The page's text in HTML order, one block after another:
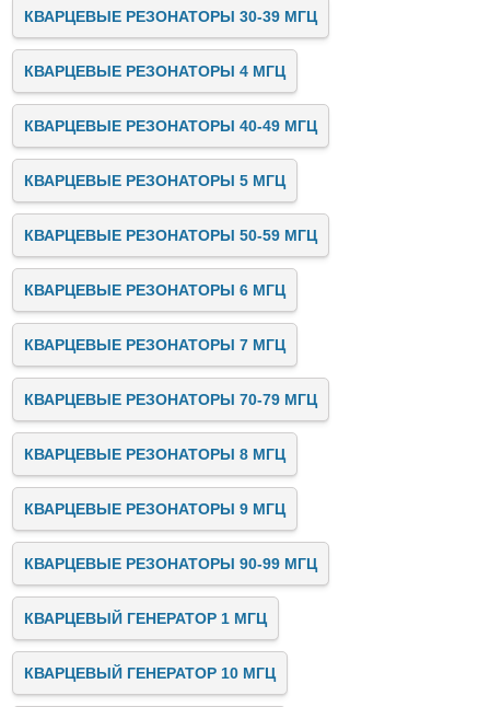
КВАРЦЕВЫЕ РЕЗОНАТОРЫ 30-39 МГЦ
КВАРЦЕВЫЕ РЕЗОНАТОРЫ 4 МГЦ
КВАРЦЕВЫЕ РЕЗОНАТОРЫ 40-49 МГЦ
КВАРЦЕВЫЕ РЕЗОНАТОРЫ 5 МГЦ
КВАРЦЕВЫЕ РЕЗОНАТОРЫ 50-59 МГЦ
КВАРЦЕВЫЕ РЕЗОНАТОРЫ 6 МГЦ
КВАРЦЕВЫЕ РЕЗОНАТОРЫ 7 МГЦ
КВАРЦЕВЫЕ РЕЗОНАТОРЫ 70-79 МГЦ
КВАРЦЕВЫЕ РЕЗОНАТОРЫ 8 МГЦ
КВАРЦЕВЫЕ РЕЗОНАТОРЫ 9 МГЦ
КВАРЦЕВЫЕ РЕЗОНАТОРЫ 90-99 МГЦ
КВАРЦЕВЫЙ ГЕНЕРАТОР 1 МГЦ
КВАРЦЕВЫЙ ГЕНЕРАТОР 10 МГЦ